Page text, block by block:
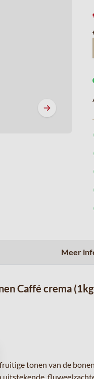
Meer
Caffé crema
tonen van de
uitstekende,